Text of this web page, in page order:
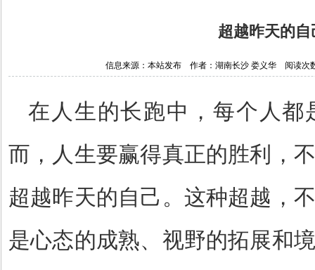
超越昨天的自
信息来源：本站发布 作者：湖南长沙 娄义华 阅读次
在人生的长跑中，每个人都
而，人生要赢得真正的胜利，
超越昨天的自己。这种超越，
是心态的成熟、视野的拓展和